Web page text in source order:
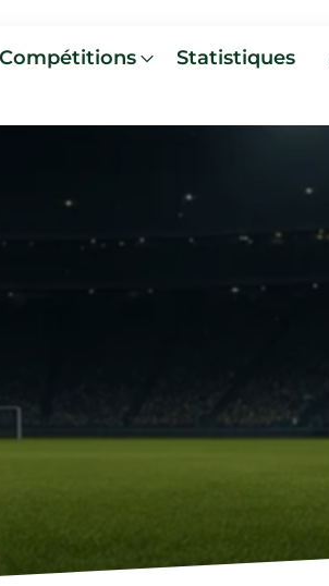
Compétitions Statistiques